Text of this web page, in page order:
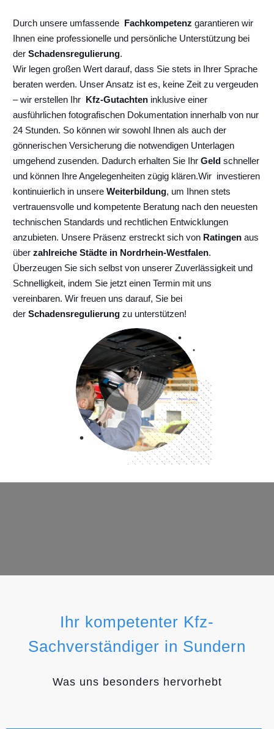
Durch unsere umfassende Fachkompetenz garantieren wir
Ihnen eine professionelle und persönliche Unterstützung bei
der Schadensregulierung.
Wir legen großen Wert darauf, dass Sie stets in Ihrer Sprache
beraten werden. Unser Ansatz ist es, keine Zeit zu vergeuden
– wir erstellen Ihr Kfz-Gutachten inklusive einer
ausführlichen fotografischen Dokumentation innerhalb von nur
24 Stunden. So können wir sowohl Ihnen als auch der
gönnerischen Versicherung die notwendigen Unterlagen
umgehend zusenden. Dadurch erhalten Sie Ihr Geld schneller
und können Ihre Angelegenheiten zügig klären.Wir investieren
kontinuierlich in unsere Weiterbildung, um Ihnen stets
vertrauensvolle und kompetente Beratung nach den neuesten
technischen Standards und rechtlichen Entwicklungen
anzubieten. Unsere Präsenz erstreckt sich von Ratingen aus
über zahlreiche Städte in Nordrhein-Westfalen.
Überzeugen Sie sich selbst von unserer Zuverlässigkeit und
Schnelligkeit, indem Sie jetzt einen Termin mit uns
vereinbaren. Wir freuen uns darauf, Sie bei
der Schadensregulierung zu unterstützen!
Ihr kompetenter Kfz-
Sachverständiger in Sundern
Was uns besonders hervorhebt